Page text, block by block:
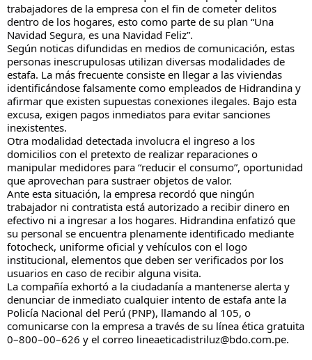
trabajadores de la empresa con el fin de cometer delitos
dentro de los hogares, esto como parte de su plan “Una
Navidad Segura, es una Navidad Feliz”.
Según noticas difundidas en medios de comunicación, estas
personas inescrupulosas utilizan diversas modalidades de
estafa. La más frecuente consiste en llegar a las viviendas
identificándose falsamente como empleados de Hidrandina y
afirmar que existen supuestas conexiones ilegales. Bajo esta
excusa, exigen pagos inmediatos para evitar sanciones
inexistentes.
Otra modalidad detectada involucra el ingreso a los
domicilios con el pretexto de realizar reparaciones o
manipular medidores para “reducir el consumo”, oportunidad
que aprovechan para sustraer objetos de valor.
Ante esta situación, la empresa recordó que ningún
trabajador ni contratista está autorizado a recibir dinero en
efectivo ni a ingresar a los hogares. Hidrandina enfatizó que
su personal se encuentra plenamente identificado mediante
fotocheck, uniforme oficial y vehículos con el logo
institucional, elementos que deben ser verificados por los
usuarios en caso de recibir alguna visita.
La compañía exhortó a la ciudadanía a mantenerse alerta y
denunciar de inmediato cualquier intento de estafa ante la
Policía Nacional del Perú (PNP), llamando al 105, o
comunicarse con la empresa a través de su línea ética gratuita
0–800–00–626 y el correo lineaeticadistriluz@bdo.com.pe.